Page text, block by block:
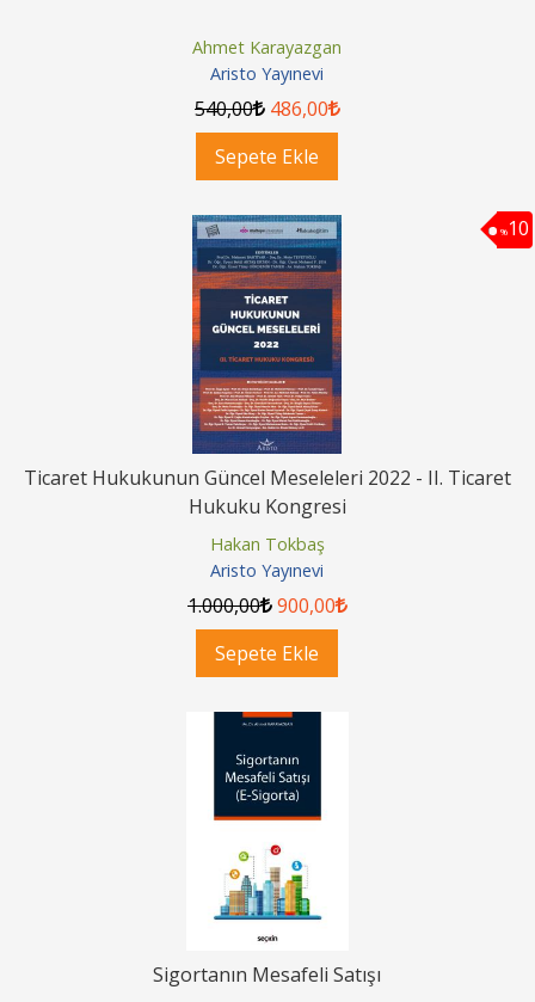
Ahmet Karayazgan
Aristo Yayınevi
540,00 486,00
Sepete Ekle
%10
Ticaret Hukukunun Güncel Meseleleri 2022 - II. Ticaret
Hukuku Kongresi
Hakan Tokbaş
Aristo Yayınevi
1.000,00 900,00
Sepete Ekle
Sigortanın Mesafeli Satışı